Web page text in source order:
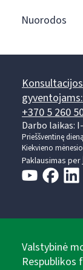
Nuorodos
gyventojams:
+370 5 260
Darbo laikas:
Prieššventinę
Kiekvieno
Paklausimas per
Valstybinė
Respublikos